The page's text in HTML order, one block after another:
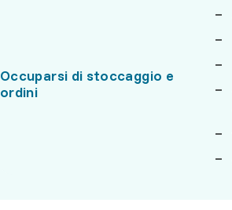
Occuparsi di stoccaggio e
ordini